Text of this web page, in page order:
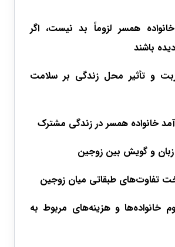
همسر لزوماً بد نیست، اگر
باشند
و تأثیر محل زندگی بر سلامت
خانواده همسر در زندگی مشترک
زبان و گویش بین زوجین
تفاوت‌های طبقاتی میان زوجین
خانواده‌ها و هزینه‌های مربوط به